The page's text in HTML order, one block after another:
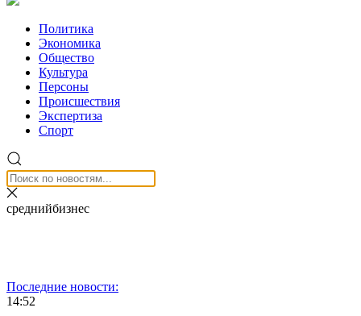
Политика
Экономика
Общество
Культура
Персоны
Происшествия
Экспертиза
Спорт
среднийбизнес
Последние новости:
14:52